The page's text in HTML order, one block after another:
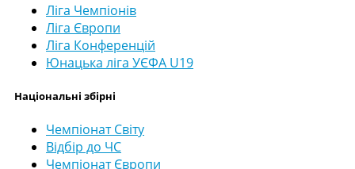
Ліга Чемпіонів
Ліга Європи
Ліга Конференцій
Юнацька ліга УЄФА U19
Національні збірні
Чемпіонат Світу
Відбір до ЧС
Чемпіонат Європи